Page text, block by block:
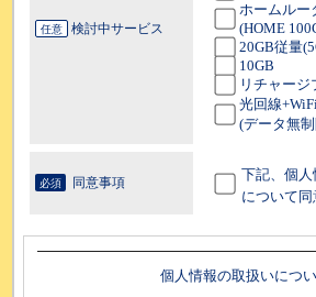
任意 検討中サービス
ホームルー
(HOME
20GB従量
10GB
リチャージ
光回線
(データ無
必須 同意事項
下記、個
について同
個人情報の取扱いにつ